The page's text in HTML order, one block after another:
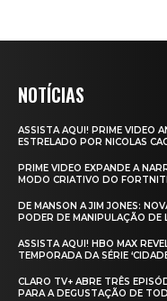
NOTÍCIAS
ASSISTA AQUI! PRIME VIDEO
ESTRELADO POR NICOLAS
PRIME VIDEO EXPANDE A
MODO CRIATIVO DO
DE MANSON A JIM JONES:
PODER DE MANIPULAÇÃO DE
ASSISTA AQUI! HBO MAX
TEMPORADA DA SÉRIE
CLARO TV+ ABRE TRÊS
PARA A DEGUSTAÇÃO DE